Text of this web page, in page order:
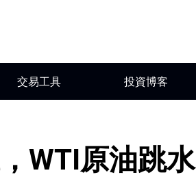
交易工具 投資博客
WTI原油跳水